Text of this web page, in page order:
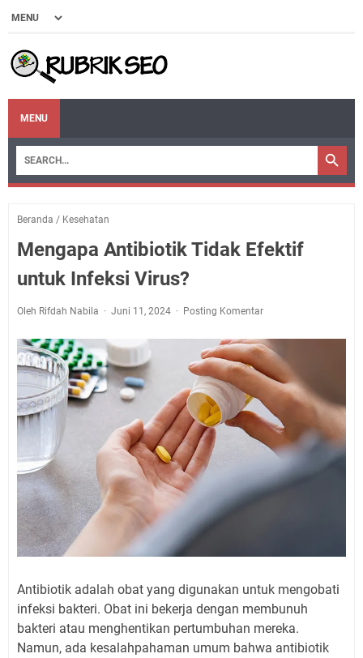
MENU
Beranda / Kesehatan
Mengapa Antibiotik Tidak Efektif
untuk Infeksi Virus?
Oleh Rifdah Nabila Juni 11, 2024 Posting Komentar
Antibiotik adalah obat yang digunakan untuk mengobati
infeksi bakteri. Obat ini bekerja dengan membunuh
bakteri atau menghentikan pertumbuhan mereka.
Namun, ada kesalahpahaman umum bahwa antibiotik